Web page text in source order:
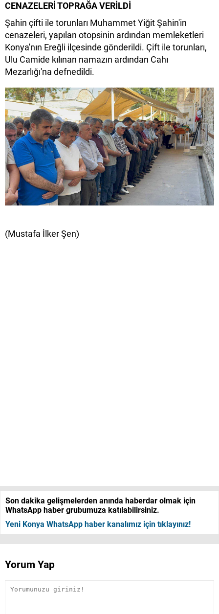
CENAZELERİ TOPRAĞA VERİLDİ
Şahin çifti ile torunları Muhammet Yiğit Şahin'in
cenazeleri, yapılan otopsinin ardından memleketleri
Konya'nın Ereğli ilçesinde gönderildi. Çift ile torunları,
Ulu Camide kılınan namazın ardından Cahı
Mezarlığı'na defnedildi.
(Mustafa İlker Şen)
Son dakika gelişmelerden anında haberdar olmak için
WhatsApp haber grubumuza katılabilirsiniz.
Yeni Konya WhatsApp haber kanalımız için tıklayınız!
Yorum Yap